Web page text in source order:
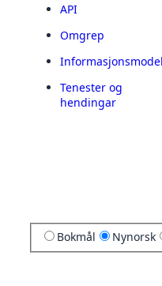
API
Omgrep
Tenester og
hendingar
Bokmål Nynorsk